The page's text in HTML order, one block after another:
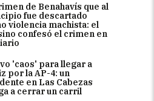
de Benahavís que al
fue descartado
violencia machista: el
confesó el crimen en
'caos' para llegar a
por la AP-4: un
en Las Cabezas
a cerrar un carril